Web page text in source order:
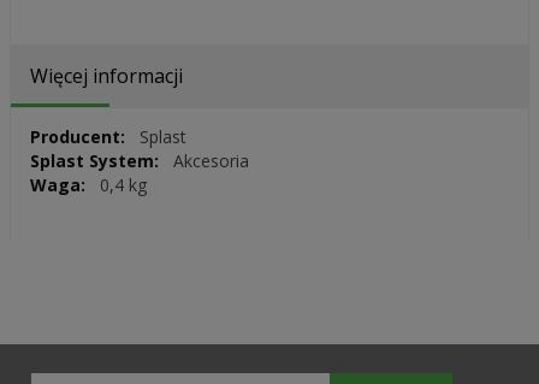
Więcej informacji
Więcej
informacji
Splast
Akcesoria
0,4 kg